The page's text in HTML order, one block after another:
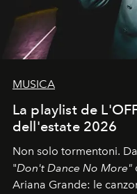
MUSICA
La playlist de
dell'estate 2026
Non solo tormentoni.
"Don't Dance No More"
Ariana Grande: le